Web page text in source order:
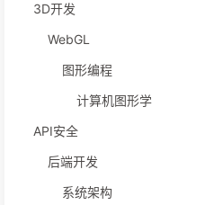
3D开发
WebGL
图形编程
计算机图形学
API安全
后端开发
系统架构